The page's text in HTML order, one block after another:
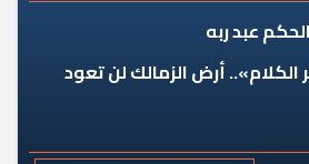
عبد ربه
الكلام».. أرض الزمالك لن تعود